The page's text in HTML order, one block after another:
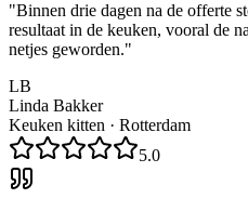
"Binnen drie dagen na de offerte
resultaat in de keuken, vooral de
netjes geworden."
LB
Linda Bakker
Keuken kitten · Rotterdam
5.0